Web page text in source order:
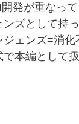
発が重なっ
ズとして持
ェンズ=消
で本編として